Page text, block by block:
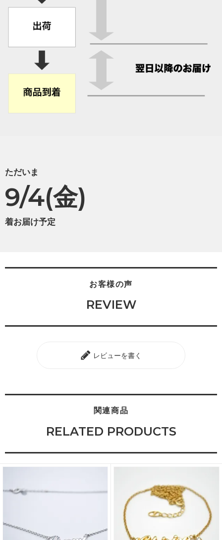
ただいま
9/4(金)
着お届け予定
お客様の声
REVIEW
レビューを書く
関連商品
RELATED PRODUCTS